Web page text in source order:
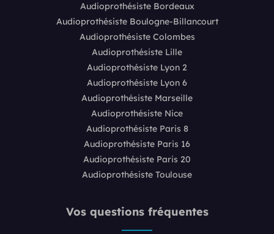
Audioprothésiste Bordeaux
Audioprothésiste Boulogne-Billancourt
Audioprothésiste Colombes
Audioprothésiste Lille
Audioprothésiste Lyon 2
Audioprothésiste Lyon 6
Audioprothésiste Marseille
Audioprothésiste Nice
Audioprothésiste Paris 8
Audioprothésiste Paris 16
Audioprothésiste Paris 20
Audioprothésiste Toulouse
Vos questions fréquentes